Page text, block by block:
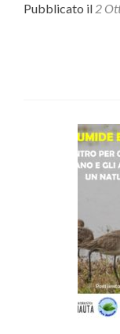
Pubblicato il 2